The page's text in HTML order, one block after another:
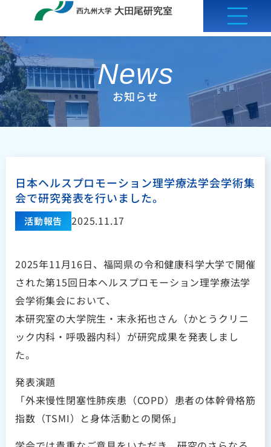
を
ス
キ
ッ
プ
News
お知らせ
日本ヘルスプロモーション理学療法学会学術集
会で研究発表を行いました。
活動報告 2025.11.17
2025年11月16日、福岡県の令和健康科学大学で開催
された第15回日本ヘルスプロモーション理学療法学
会学術集会において、
本研究室の大学院生・末永拓也さん（かとうクリニ
ック内科・呼吸器内科）が研究成果を発表しまし
た。
発表演題
「外来慢性閉塞性肺疾患（COPD）患者の体幹骨格筋
指数（TSMI）と身体活動との関係」